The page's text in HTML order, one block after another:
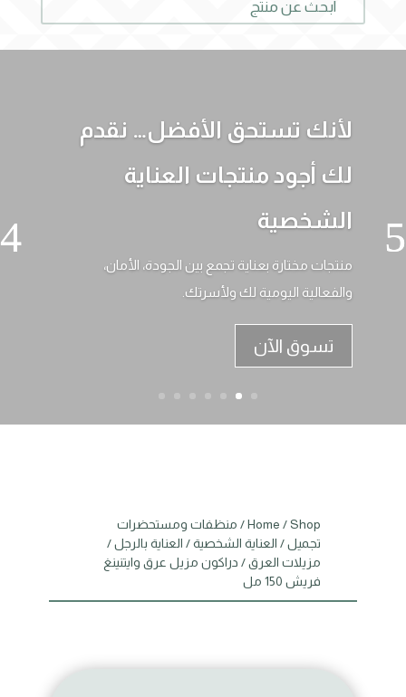
لأنك تستحق الأفضل… نقدم
لك أجود منتجات العناية
الشخصية
منتجات مختارة بعناية تجمع بين الجودة، الأمان،
والفعالية اليومية لك ولأسرتك.
تسوق الآن
Home /Shop
/ منظفات ومستحضرات
تجميل/ العناية الشخصية/ العناية بالرجل/
مزيلات العرق/ دراكون مزيل عرق وايتنينغ
فريش 150 مل